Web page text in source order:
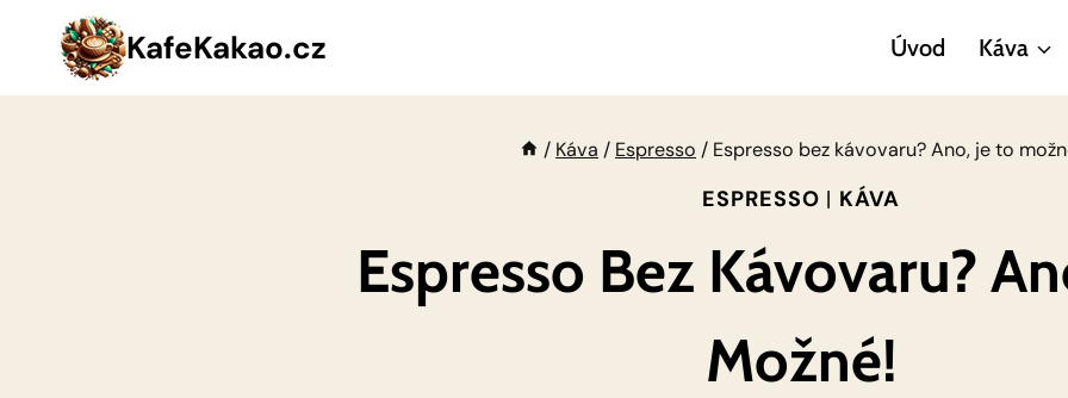
Přeskočit
KafeKakao.cz Úvod Káva
/ Káva / Espresso / Espresso bez kávovaru? Ano, je to
ESPRESSO | KÁVA
Espresso Bez Kávovaru?
Možné!